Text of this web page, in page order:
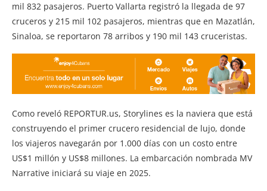
mil 832 pasajeros. Puerto Vallarta registró la llegada de 97
cruceros y 215 mil 102 pasajeros, mientras que en Mazatlán,
Sinaloa, se reportaron 78 arribos y 190 mil 143 cruceristas.
Como reveló REPORTUR.us, Storylines es la naviera que está
construyendo el primer crucero residencial de lujo, donde
los viajeros navegarán por 1.000 días con un costo entre
US$1 millón y US$8 millones. La embarcación nombrada MV
Narrative iniciará su viaje en 2025.